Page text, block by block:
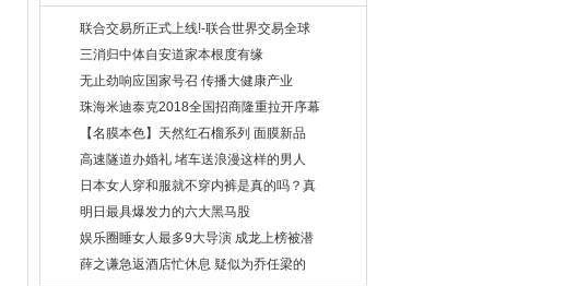
联合交易所正式上线!-联合世界交易全球
三消归中体自安道家本根度有缘
无止劲响应国家号召 传播大健康产业
珠海米迪泰克2018全国招商隆重拉开序幕
【名膜本色】天然红石榴系列 面膜新品
高速隧道办婚礼 堵车送浪漫这样的男人
日本女人穿和服就不穿内裤是真的吗？真
明日最具爆发力的六大黑马股
娱乐圈睡女人最多9大导演 成龙上榜被潜
薛之谦急返酒店忙休息 疑似为乔任梁的